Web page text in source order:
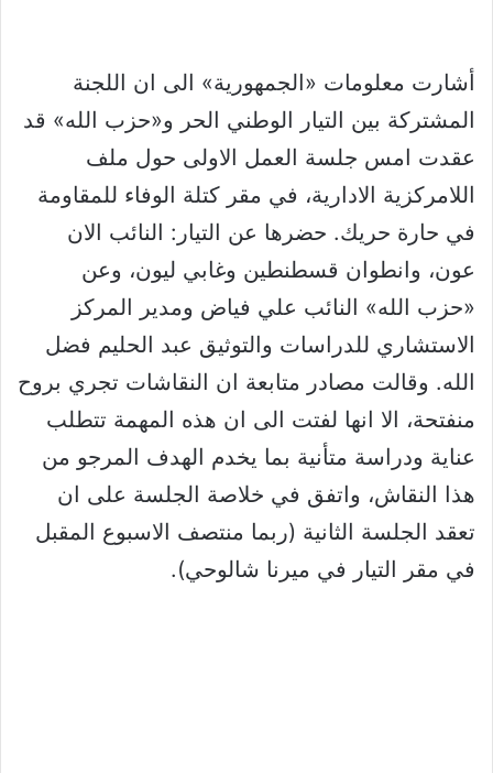
أشارت معلومات «الجمهورية» الى ان اللجنة
المشتركة بين التيار الوطني الحر و«حزب الله» قد
عقدت امس جلسة العمل الاولى حول ملف
اللامركزية الادارية، في مقر كتلة الوفاء للمقاومة
في حارة حريك. حضرها عن التيار: النائب الان
عون، وانطوان قسطنطين وغابي ليون، وعن
«حزب الله» النائب علي فياض ومدير المركز
الاستشاري للدراسات والتوثيق عبد الحليم فضل
الله. وقالت مصادر متابعة ان النقاشات تجري بروح
منفتحة، الا انها لفتت الى ان هذه المهمة تتطلب
عناية ودراسة متأنية بما يخدم الهدف المرجو من
هذا النقاش، واتفق في خلاصة الجلسة على ان
تعقد الجلسة الثانية (ربما منتصف الاسبوع المقبل
في مقر التيار في ميرنا شالوحي).